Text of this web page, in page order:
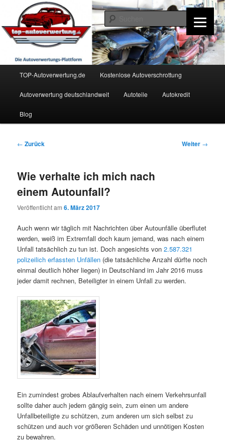
wechseln
TOP-Autoverwertung.de
TOP-Autoverwertung.de Kostenlose Autoverschrottung
Autoverwertung deutschlandweit Autoteile Autokredit
Blog
Beitrags-
← Zurück Weiter →
Wie verhalte ich mich nach
einem Autounfall?
Veröffentlicht am6. März 2017
Auch wenn wir täglich mit Nachrichten über Autounfälle überflutet
werden, weiß im Extremfall doch kaum jemand, was nach einem
Unfall tatsächlich zu tun ist. Doch angesichts von2.587.321
polizeilich erfassten Unfällen (die tatsächliche Anzahl dürfte noch
einmal deutlich höher liegen) in Deutschland im Jahr 2016 muss
jeder damit rechnen, Beteiligter in einem Unfall zu werden.
Ein zumindest grobes Ablaufverhalten nach einem Verkehrsunfall
sollte daher auch jedem gängig sein, zum einen um andere
Unfallbeteiligte zu schützen, zum anderen um sich selbst zu
schützen und auch vor größeren Schäden und unnötigen Kosten
zu bewahren.